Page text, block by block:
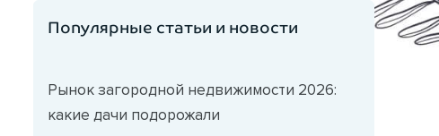
Популярные статьи и новости
Рынок загородной недвижимости 2026:
какие дачи подорожали